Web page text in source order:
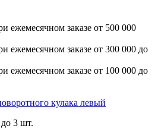
ежемесячном заказе от 500 000
ежемесячном заказе от 300 000 до
ежемесячном заказе от 100 000 до
кулака левый
3 шт.